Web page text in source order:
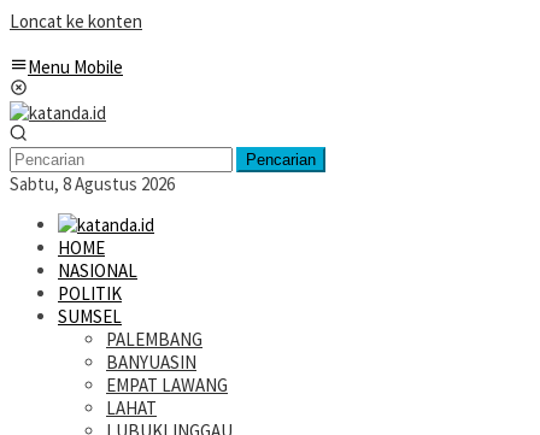
Loncat ke konten
Menu Mobile
Pencarian
Sabtu, 8 Agustus 2026
HOME
NASIONAL
POLITIK
SUMSEL
PALEMBANG
BANYUASIN
EMPAT LAWANG
LAHAT